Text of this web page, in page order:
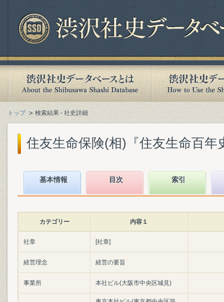
トップ 検索結果 - 社史詳細
住友生命保険(相)『住友生命百年
基本情報 目次 索引
カテゴリー 内容１
社章 [社章]
経営理念 経営の要旨
事業所 本社ビル(大阪市中央区城見)